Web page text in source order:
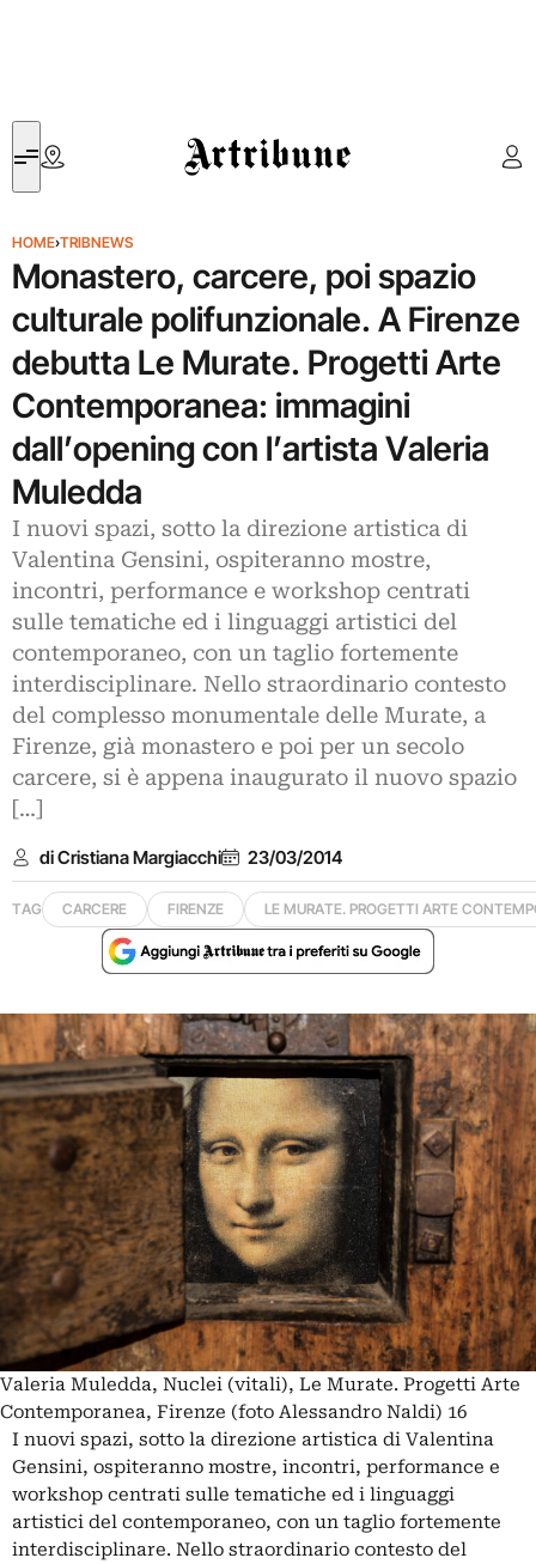
Artribune
HOME›TRIBNEWS
Monastero, carcere, poi spazio
culturale polifunzionale. A Firenze
debutta Le Murate. Progetti Arte
Contemporanea: immagini
dall’opening con l’artista Valeria
Muledda
I nuovi spazi, sotto la direzione artistica di
Valentina Gensini, ospiteranno mostre,
incontri, performance e workshop centrati
sulle tematiche ed i linguaggi artistici del
contemporaneo, con un taglio fortemente
interdisciplinare. Nello straordinario contesto
del complesso monumentale delle Murate, a
Firenze, già monastero e poi per un secolo
carcere, si è appena inaugurato il nuovo spazio
[…]
di Cristiana Margiacchi 23/03/2014
TAG CARCERE FIRENZE LE MURATE. PROGETTI ARTE
Valeria Muledda, Nuclei (vitali), Le Murate. Progetti Arte
Contemporanea, Firenze (foto Alessandro Naldi) 16
I nuovi spazi, sotto la direzione artistica di Valentina
Gensini, ospiteranno mostre, incontri, performance e
workshop centrati sulle tematiche ed i linguaggi
artistici del contemporaneo, con un taglio fortemente
interdisciplinare. Nello straordinario contesto del